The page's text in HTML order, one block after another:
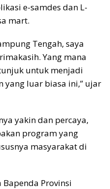
e-samdes dan L-
mart.
Tengah, saya
Yang mana
untuk menjadi
luar biasa ini,” ujar
yakin dan percaya,
program yang
masyarakat di
Provinsi